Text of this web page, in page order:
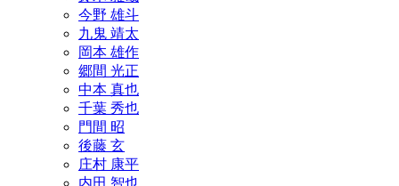
今野 雄斗
九鬼 靖太
岡本 雄作
郷間 光正
中本 真也
千葉 秀也
門間 昭
後藤 玄
庄村 康平
内田 智也